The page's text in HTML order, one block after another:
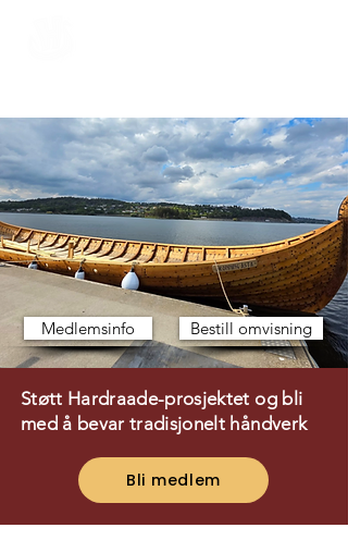
Medlemsinfo Bestill omvisning
Støtt Hardraade-prosjektet og bli
med å bevar tradisjonelt håndverk
Bli medlem